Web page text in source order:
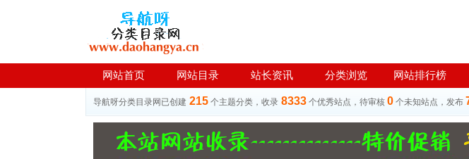
网站首页 网站目录 站长资讯 分类浏览 网站排行榜
导航呀分类目录网已创建 215 个主题分类，收录 8333 个优秀站点，待审核 0 个未知站点，发布